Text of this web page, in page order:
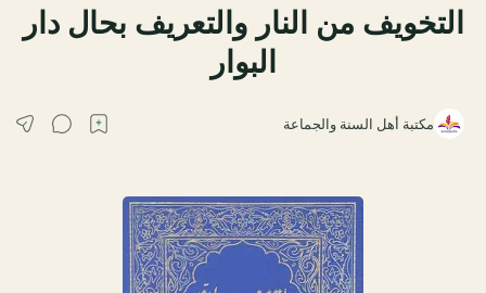
التخويف من النار والتعريف بحال دار
البوار